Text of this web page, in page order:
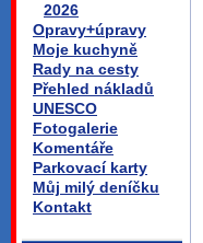
2026
Opravy+úpravy
Moje kuchyně
Rady na cesty
Přehled nákladů
UNESCO
Fotogalerie
Komentáře
Parkovací karty
Můj milý deníčku
Kontakt